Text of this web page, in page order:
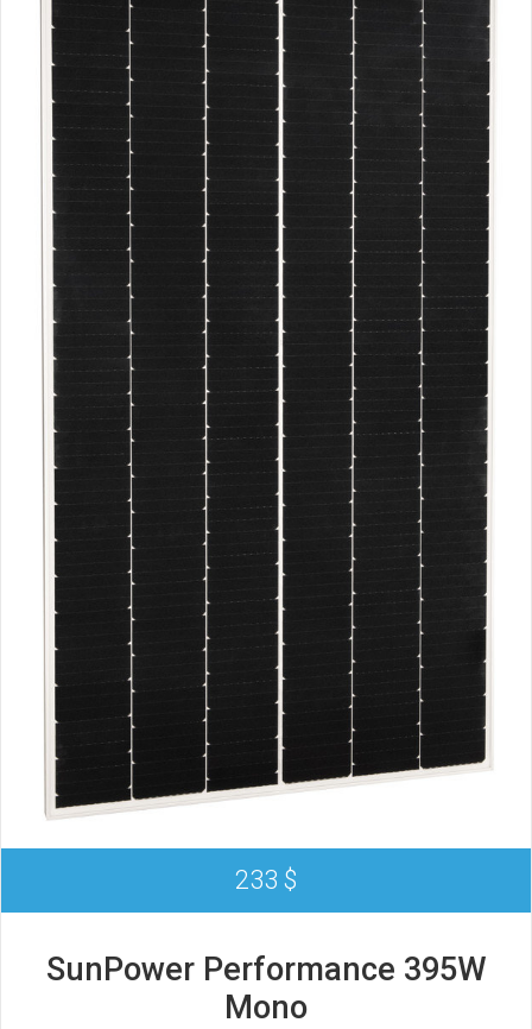
233 $
SunPower Performance 395W
Mono